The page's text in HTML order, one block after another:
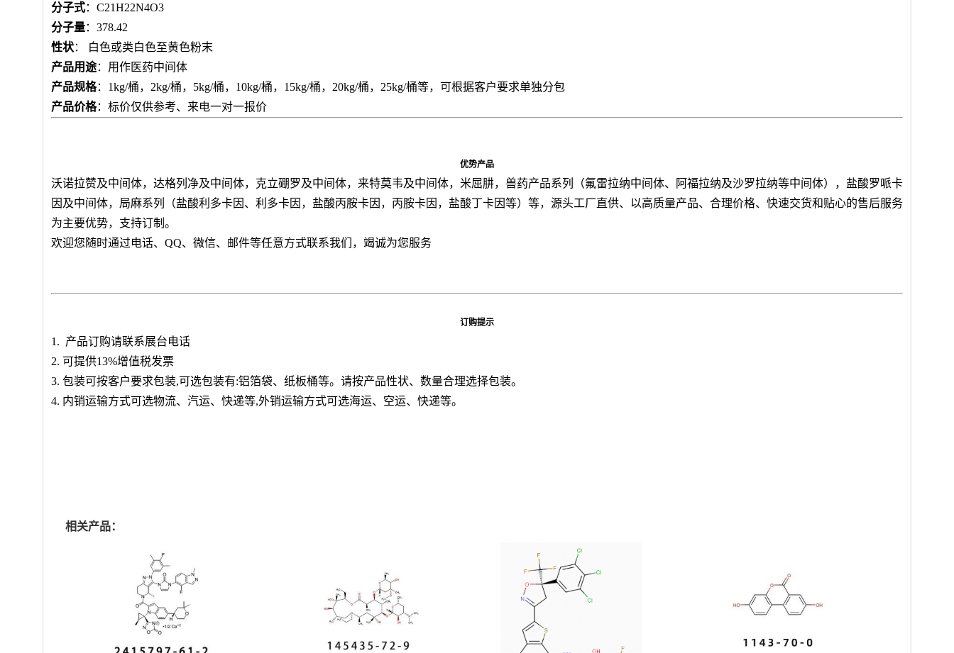
分子式：C21H22N4O3
分子量：378.42
性状： 白色或类白色至黄色粉末
产品用途：用作医药中间体
产品规格：1kg/桶，2kg/桶，5kg/桶，10kg/桶，15kg/桶，20kg/桶，25kg/桶等，可根据客户要求单独分包
产品价格：标价仅供参考、来电一对一报价
优势产品
沃诺拉赞及中间体，达格列净及中间体，克立硼罗及中间体，来特莫韦及中间体，米屈肼，兽药产品系列（氟雷拉纳中间体、阿福拉纳及沙罗拉纳等中间体），盐酸罗哌卡
因及中间体，局麻系列（盐酸利多卡因、利多卡因，盐酸丙胺卡因，丙胺卡因，盐酸丁卡因等）等，源头工厂直供、以高质量产品、合理价格、快速交货和贴心的售后服务
为主要优势，支持订制。
欢迎您随时通过电话、QQ、微信、邮件等任意方式联系我们，竭诚为您服务
订购提示
1. 产品订购请联系展台电话
2. 可提供13%增值税发票
3. 包装可按客户要求包装,可选包装有:铝箔袋、纸板桶等。请按产品性状、数量合理选择包装。
4. 内销运输方式可选物流、汽运、快递等,外销运输方式可选海运、空运、快递等。
相关产品：